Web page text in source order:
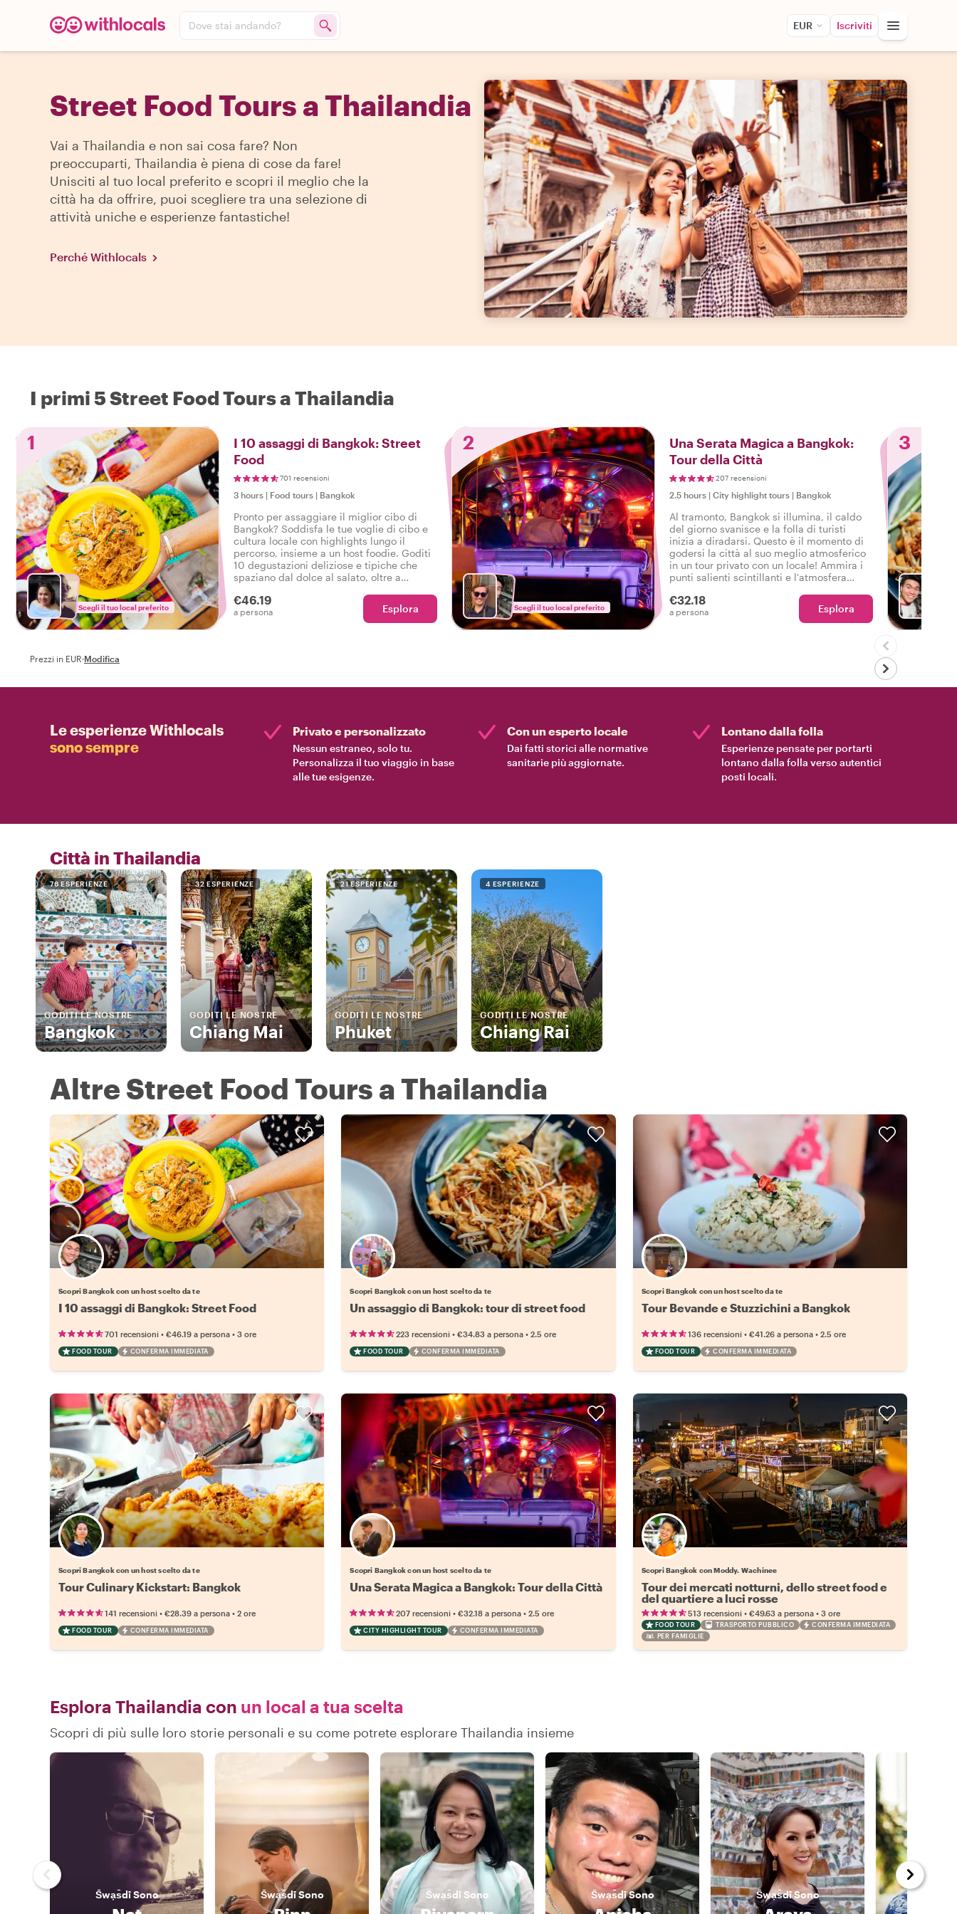
Dove stai andando? EUR Iscriviti
Street Food Tours a Thailandia
Vai a Thailandia e non sai cosa fare? Non
preoccuparti, Thailandia è piena di cose da fare!
Unisciti al tuo local preferito e scopri il meglio che la
città ha da offrire, puoi scegliere tra una selezione di
attività uniche e esperienze fantastiche!
Perché Withlocals
I primi 5 Street Food Tours a Thailandia
1
Scegli il tuo local preferito
I 10 assaggi di Bangkok: Street
Food
701 recensioni
3 hours | Food tours | Bangkok
Pronto per assaggiare il miglior cibo di
Bangkok? Soddisfa le tue voglie di cibo e
cultura locale con highlights lungo il
percorso, insieme a un host foodie. Goditi
10 degustazioni deliziose e tipiche che
spaziano dal dolce al salato, oltre a
Bangkok.
€46.19
a persona Esplora
2
Scegli il tuo local preferito
Una Serata Magica a Bangkok:
Tour della Città
207 recensioni
2.5 hours | City highlight tours | Bangkok
Al tramonto, Bangkok si illumina, il caldo
del giorno svanisce e la folla di turisti
inizia a diradarsi. Questo è il momento di
godersi la città al suo meglio atmosferico
in un tour privato con un locale! Ammira i
punti salienti scintillanti e l'atmosfera
Bangkok.
€32.18
a persona Esplora
3
Prezzi in EUR·Modifica
Le esperienze Withlocals
sono sempre
Privato e personalizzato
Nessun estraneo, solo tu.
Personalizza il tuo viaggio in base
alle tue esigenze.
Con un esperto locale
Dai fatti storici alle normative
sanitarie più aggiornate.
Lontano dalla folla
Esperienze pensate per portarti
lontano dalla folla verso autentici
posti locali.
Città in Thailandia
76 ESPERIENZE
GODITI LE NOSTRE
Bangkok
32 ESPERIENZE
GODITI LE NOSTRE
Chiang Mai
21 ESPERIENZE
GODITI LE NOSTRE
Phuket
4 ESPERIENZE
GODITI LE NOSTRE
Chiang Rai
Altre Street Food Tours a Thailandia
Scegli il tuo local preferito
Scopri Bangkok con un host scelto da te
I 10 assaggi di Bangkok: Street Food
701 recensioni • €46.19 a persona • 3 ore
FOOD TOUR CONFERMA IMMEDIATA
Scegli il tuo local preferito
Scopri Bangkok con un host scelto da te
Un assaggio di Bangkok: tour di street food
223 recensioni •€34.83 a persona •2.5 ore
FOOD TOUR CONFERMA IMMEDIATA
Scegli il tuo local preferito
Scopri Bangkok con un host scelto da te
Tour Bevande e Stuzzichini a Bangkok
136 recensioni• €41.26 a persona• 2.5 ore
FOOD TOUR CONFERMA IMMEDIATA
Scegli il tuo local preferito
Scopri Bangkok con un host scelto da te
Tour Culinary Kickstart: Bangkok
141 recensioni • €28.39 a persona • 2 ore
FOOD TOUR CONFERMA IMMEDIATA
Scopri Bangkok con un host scelto da te
Una Serata Magica a Bangkok: Tour della Città
207 recensioni •€32.18 a persona •2.5 ore
CITY HIGHLIGHT TOUR CONFERMA IMMEDIATA
Scopri Bangkok con Moddy. Wachinee
Tour dei mercati notturni, dello street food e
del quartiere a luci rosse
513 recensioni• €49.63 a persona• 3 ore
FOOD TOUR TRASPORTO PUBBLICO
CONFERMA IMMEDIATA
PER FAMIGLIE
Esplora Thailandia con un local a tua scelta
Scopri di più sulle loro storie personali e su come potrete esplorare Thailandia insieme
S̄wạs̄dī Sono S̄wạs̄dī Sono S̄wạs̄dī Sono S̄wạs̄dīSono S̄wạs̄dīSono